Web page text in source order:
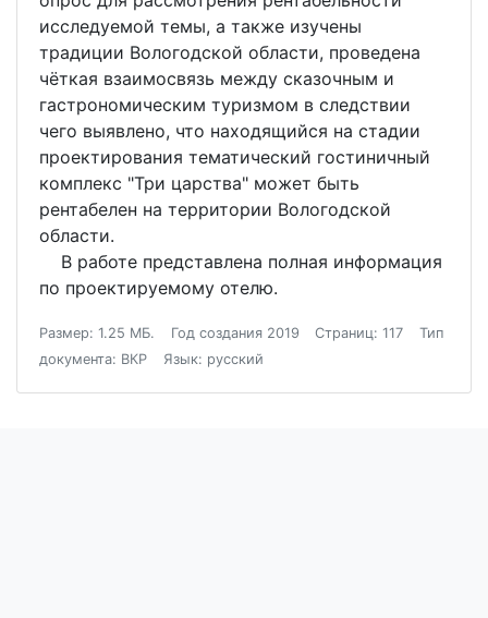
исследуемой темы, а также изучены
традиции Вологодской области, проведена
чёткая взаимосвязь между сказочным и
гастрономическим туризмом в следствии
чего выявлено, что находящийся на стадии
проектирования тематический гостиничный
комплекс "Три царства" может быть
рентабелен на территории Вологодской
области.
В работе представлена полная информация
по проектируемому отелю.
Размер: 1.25 МБ. Год создания 2019 Страниц: 117
Тип
документа: ВКР
Язык: русский